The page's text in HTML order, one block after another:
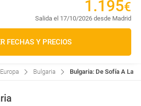
1 .195€
Salida el 17/10/2026 desde Madrid
FECHAS Y PRECIOS
Europa Bulgaria Bulgaria: De Sofía A La